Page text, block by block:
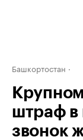
Башкортостан
штраф в
звонок